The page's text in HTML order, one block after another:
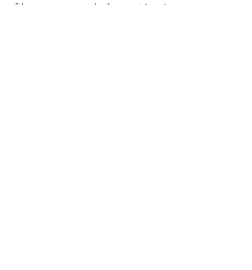
fibras nativas de la región. La empresa